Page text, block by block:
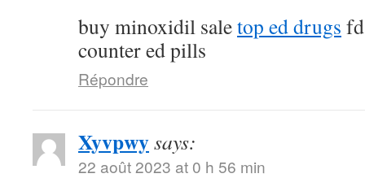
buy minoxidil saletop ed drugs
counter ed pills
Répondre
Xyvpwysays:
22 août 2023 at 0 h 56 min